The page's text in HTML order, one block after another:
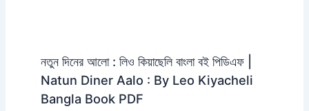
নতুন দিনের আলো : লিও কিয়াছেলি বাংলা বই পিডিএফ |
Natun Diner Aalo : By Leo Kiyacheli
Bangla Book PDF